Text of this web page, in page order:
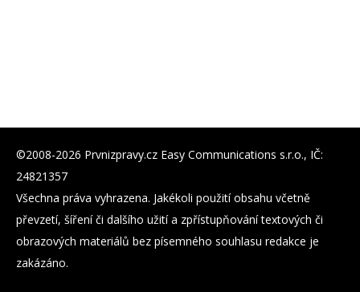
©2008-2026 Prvnizpravy.cz Easy Communications s.r.o., IČ:
24821357
Všechna práva vyhrazena. Jakékoli použití obsahu včetně
převzetí, šíření či dalšího užití a zpřístupňování textových či
obrazových materiálů bez písemného souhlasu redakce je
zakázáno.